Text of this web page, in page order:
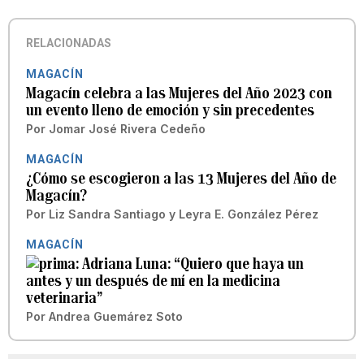
RELACIONADAS
MAGACÍN
Magacín celebra a las Mujeres del Año 2023 con
un evento lleno de emoción y sin precedentes
Por Jomar José Rivera Cedeño
MAGACÍN
¿Cómo se escogieron a las 13 Mujeres del Año de
Magacín?
Por Liz Sandra Santiago y Leyra E. González Pérez
MAGACÍN
Adriana Luna: “Quiero que haya un
antes y un después de mí en la medicina
veterinaria”
Por Andrea Guemárez Soto